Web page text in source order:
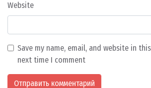
Website
Save my name, email, and website in
next time I comment